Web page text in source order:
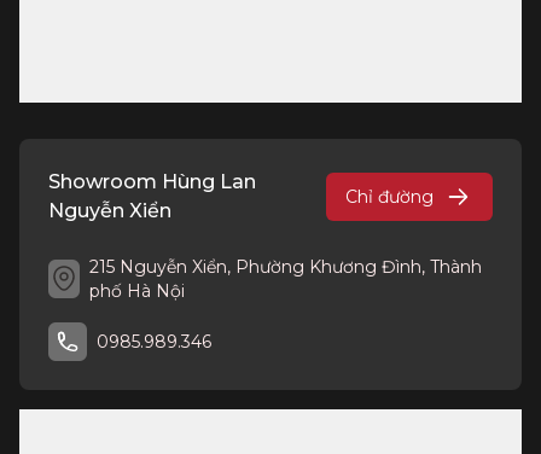
Showroom Hùng Lan
Nguyễn Xiển
Chỉ đường
215 Nguyễn Xiển, Phường Khương Đình, Thành
phố Hà Nội
0985.989.346